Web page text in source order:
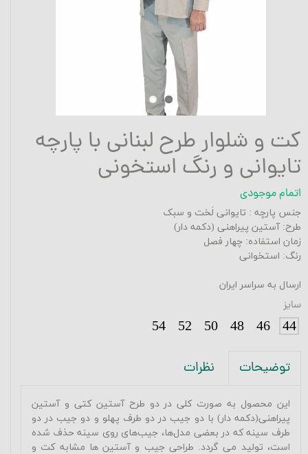
کت و شلوار طرح لبنانی با پارچه
تایوانی و رنگ استخونی
اتمام موجودی
جنس پارچه : تایوانی لَخت و سبک
طرح: آستین پیراهنی (دکمه دار)
زمان استفاده: چهار فصل
رنگ: استخوانی
ارسال به سراسر ایران
سایز
44
46
48
50
52
54
توضیحات نظرات
این محصول به صورت کلی در دو طرح آستین کتی و آستین
پیراهنی(دکمه دار) با دو جیب در دو طرف پهلو و دو جیب در دو
طرف سینه که در بعضی مدل‌ها، جیب‌های روی سینه حذف شده
است، تولید می گردد. طراحی جیب و آستین ها مشابه کت و